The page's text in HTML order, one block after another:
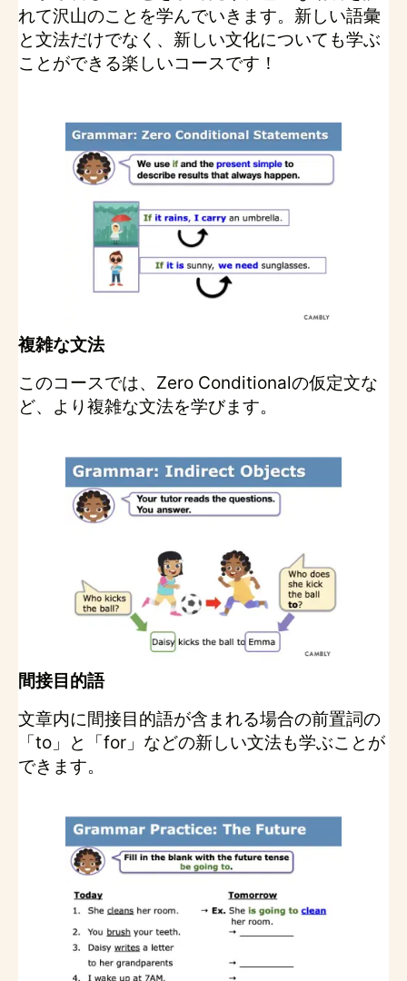
れて沢山のことを学んでいきます。新しい語彙
と文法だけでなく、新しい文化についても学ぶ
ことができる楽しいコースです！
複雑な文法
このコースでは、Zero Conditionalの仮定文な
ど、より複雑な文法を学びます。
間接目的語
文章内に間接目的語が含まれる場合の前置詞の
「to」と「for」などの新しい文法も学ぶことが
できます。